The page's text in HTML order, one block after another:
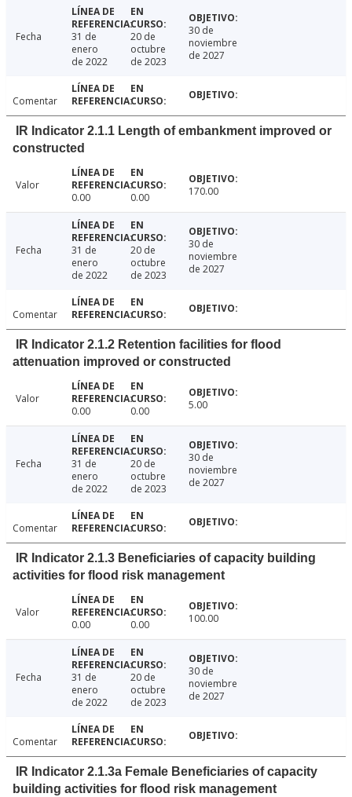
Fecha
31 de
enero
de 2022
20 de
octubre
de 2023
30 de
noviembre
de 2027
Comentar
IR Indicator 2.1.1 Length of embankment improved or
constructed
Valor
0.00
0.00 170.00
Fecha
31 de
enero
de 2022
20 de
octubre
de 2023
30 de
noviembre
de 2027
Comentar
IR Indicator 2.1.2 Retention facilities for flood
attenuation improved or constructed
Valor
0.00
0.00 5.00
Fecha
31 de
enero
de 2022
20 de
octubre
de 2023
30 de
noviembre
de 2027
Comentar
IR Indicator 2.1.3 Beneficiaries of capacity building
activities for flood risk management
Valor
0.00
0.00 100.00
Fecha
31 de
enero
de 2022
20 de
octubre
de 2023
30 de
noviembre
de 2027
Comentar
IR Indicator 2.1.3a Female Beneficiaries of capacity
building activities for flood risk management